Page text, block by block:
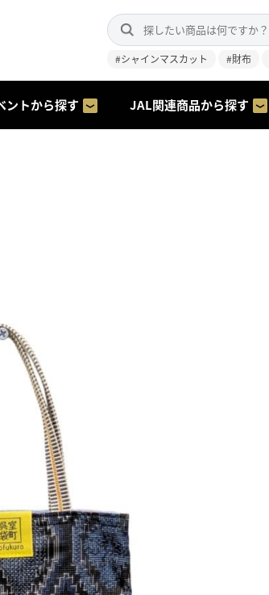
#シャインマスカット #財布
ントから探す JAL関連商品から探す